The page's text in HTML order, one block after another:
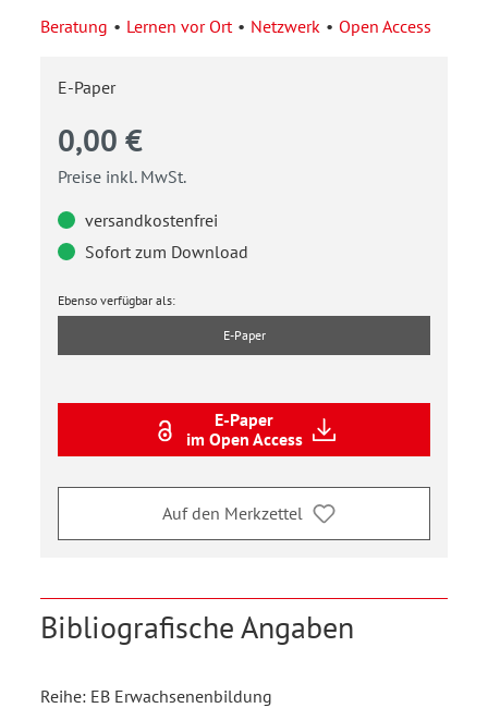
Beratung Lernen vor Ort Netzwerk Open Access
E-Paper
0,00 €
Preise inkl. MwSt.
versandkostenfrei
Sofort zum Download
Ebenso verfügbar als:
E-Paper
E-Paper
im Open Access
Auf den Merkzettel
Bibliografische Angaben
Reihe: EB Erwachsenenbildung